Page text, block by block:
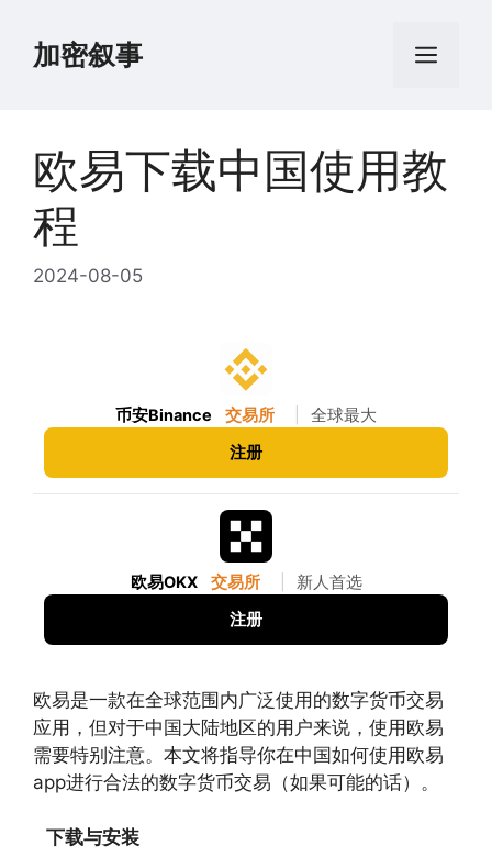
加密叙事 菜
欧易下载中国使用教
程
2024-08-05
币安Binance 交易所 全球最大
注册
欧易OKX 交易所 新人首选
注册
欧易是一款在全球范围内广泛使用的数字货币交易
应用，但对于中国大陆地区的用户来说，使用欧易
需要特别注意。本文将指导你在中国如何使用欧易
app进行合法的数字货币交易（如果可能的话）。
下载与安装